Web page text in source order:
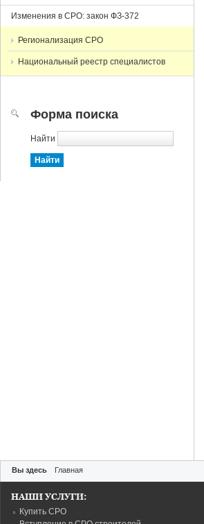
Изменения в СРО: закон ФЗ-372
Регионализация СРО
Национальный реестр специалистов
Форма поиска
Найти
Вы здесь Главная
НАШИ УСЛУГИ:
Купить СРО